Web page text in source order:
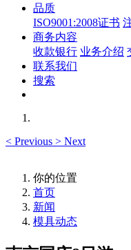
品质
ISO9001:2008证书
商务内容
收款银行 业务介绍
联系我们
搜索
< Previous > Next
你的位置
首页
新闻
模具动态